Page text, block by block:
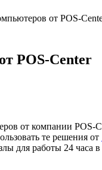
от POS-
POS-Center
от компании
те решения от
для работы 24 часа